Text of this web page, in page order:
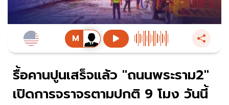
รื้อคานปูนเสร็จแล้ว "ถนนพระราม2"
เปิดการจราจรตามปกติ 9 โมง วันนี้